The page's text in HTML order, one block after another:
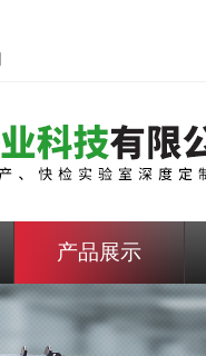
产品展示